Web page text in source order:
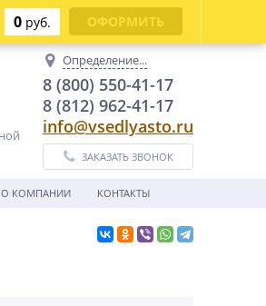
Определение...
8 (800) 550-41-17
8 (812) 962-41-17
info@vsedlyasto.ru
ЗАКАЗАТЬ ЗВОНОК
О КОМПАНИИ КОНТАКТЫ
0 руб. ОФОРМИТЬ